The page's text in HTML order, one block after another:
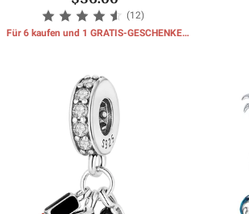
(12)
Für 6 kaufen und 1 GRATIS-GESCHENKE